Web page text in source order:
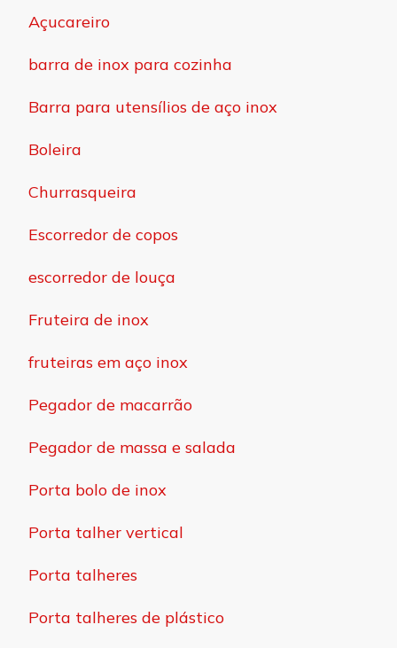
Açucareiro
barra de inox para cozinha
Barra para utensílios de aço inox
Boleira
Churrasqueira
Escorredor de copos
escorredor de louça
Fruteira de inox
fruteiras em aço inox
Pegador de macarrão
Pegador de massa e salada
Porta bolo de inox
Porta talher vertical
Porta talheres
Porta talheres de plástico